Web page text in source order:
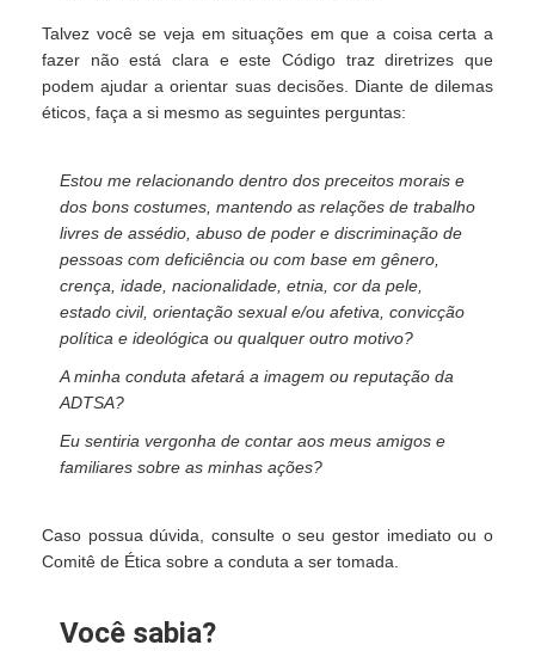
Talvez você se veja em situações em que a coisa certa a
fazer não está clara e este Código traz diretrizes que
podem ajudar a orientar suas decisões. Diante de dilemas
éticos, faça a si mesmo as seguintes perguntas:
Estou me relacionando dentro dos preceitos morais e
dos bons costumes, mantendo as relações de trabalho
livres de assédio, abuso de poder e discriminação de
pessoas com deficiência ou com base em gênero,
crença, idade, nacionalidade, etnia, cor da pele,
estado civil, orientação sexual e/ou afetiva, convicção
política e ideológica ou qualquer outro motivo?
A minha conduta afetará a imagem ou reputação da
ADTSA?
Eu sentiria vergonha de contar aos meus amigos e
familiares sobre as minhas ações?
Caso possua dúvida, consulte o seu gestor imediato ou o
Comitê de Ética sobre a conduta a ser tomada.
Você sabia?